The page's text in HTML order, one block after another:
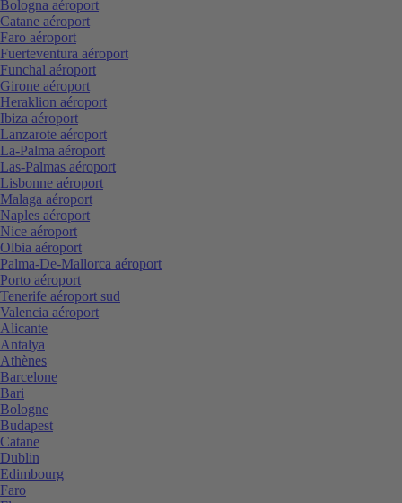
Bologna aéroport
Catane aéroport
Faro aéroport
Fuerteventura aéroport
Funchal aéroport
Girone aéroport
Heraklion aéroport
Ibiza aéroport
Lanzarote aéroport
La-Palma aéroport
Las-Palmas aéroport
Lisbonne aéroport
Malaga aéroport
Naples aéroport
Nice aéroport
Olbia aéroport
Palma-De-Mallorca aéroport
Porto aéroport
Tenerife aéroport sud
Valencia aéroport
Alicante
Antalya
Athènes
Barcelone
Bari
Bologne
Budapest
Catane
Dublin
Edimbourg
Faro